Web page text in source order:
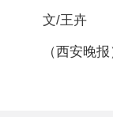
文/王卉
（西安晚报